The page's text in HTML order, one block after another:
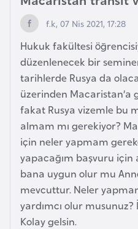
f.k, 07 Nis 2021, 17:28
Hukuk fakültesi
düzenlenecek bir
tarihlerde Rusya da
üzerinden Macaristan’a
fakat Rusya vizemle bu
almam mı gerekiyor?
için neler yapmam
yapacağım başvuru için
bana uygun olur mu
mevcuttur. Neler
yardımcı olur
Kolay gelsin.
Ç
i
n
D
a
n
i
m
a
r
k
a